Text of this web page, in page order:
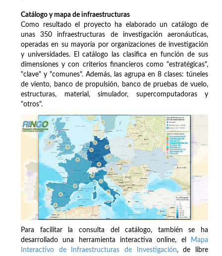
Catálogo y mapa de infraestructuras
Como resultado el proyecto ha elaborado un catálogo de
unas 350 infraestructuras de investigación aeronáuticas,
operadas en su mayoría por organizaciones de investigación
y universidades. El catálogo las clasifica en función de sus
dimensiones y con criterios financieros como "estratégicas",
"clave" y "comunes". Además, las agrupa en 8 clases: túneles
de viento, banco de propulsión, banco de pruebas de vuelo,
estructuras, material, simulador, supercomputadoras y
"otros".
Para facilitar la consulta del catálogo, también se ha
desarrollado una herramienta interactiva online, el
Mapa
Interactivo de Infraestructuras de Investigación, de libre